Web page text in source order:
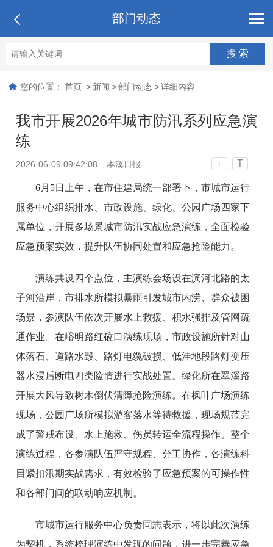
部门动态
您的位置： 首页 > 新闻 > 部门动态 > 详细内容
我市开展2026年城市防汛系列应急演
练
2026-06-09 09:42:08 本溪日报 T T
6月5日上午，在市住建局统一部署下，市城市运行
服务中心组织排水、市政设施、绿化、公园广场四家下
属单位，开展多场景城市防汛实战应急演练，全面检验
应急预案实效，提升队伍协同处置和应急抢险能力。
演练共设四个点位，主演练会场设在滨河北路的太
子河沿岸，市排水所模拟暴雨引发城市内涝、群众被困
场景，参演队伍依次开展水上救援、积水强排及管网疏
通作业。在峪明路红砬口演练现场，市政设施所针对山
体落石、道路水毁、路灯电缆破损、低洼地段路灯变压
器水浸后断电四类险情进行实战处置。绿化所在翠溪路
开展大风导致树木倒伏清障抢险演练。在枫叶广场演练
现场，公园广场所模拟游客落水等待救援，现场规范完
成了警戒布设、水上施救、伤员转运全流程操作。整个
演练过程，各参演队伍严守规程、分工协作，各演练科
目紧扣汛期实战需求，有效检验了应急预案的可操作性
和各部门间的联动响应机制。
市城市运行服务中心负责同志表示，将以此次演练
为契机，系统梳理演练中发现的问题，进一步完善应急